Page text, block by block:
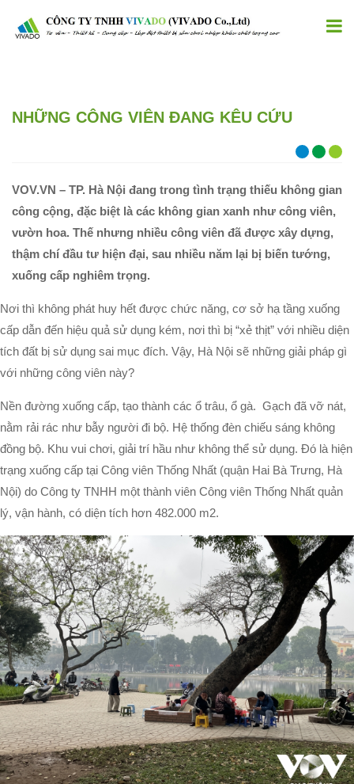
NHỮNG CÔNG VIÊN ĐANG KÊU CỨU
VOV.VN – TP. Hà Nội đang trong tình trạng thiếu không gian
công cộng, đặc biệt là các không gian xanh như công viên,
vườn hoa. Thế nhưng nhiều công viên đã được xây dựng,
thậm chí đầu tư hiện đại, sau nhiều năm lại bị biến tướng,
xuống cấp nghiêm trọng.
Nơi thì không phát huy hết được chức năng, cơ sở hạ tầng xuống
cấp dẫn đến hiệu quả sử dụng kém, nơi thì bị “xẻ thịt” với nhiều diện
tích đất bị sử dụng sai mục đích. Vậy, Hà Nội sẽ những giải pháp gì
với những công viên này?
Nền đường xuống cấp, tạo thành các ổ trâu, ổ gà. Gạch đã vỡ nát,
nằm rải rác như bẫy người đi bộ. Hệ thống đèn chiếu sáng không
đồng bộ. Khu vui chơi, giải trí hầu như không thể sử dụng. Đó là hiện
trạng xuống cấp tại Công viên Thống Nhất (quận Hai Bà Trưng, Hà
Nội) do Công ty TNHH một thành viên Công viên Thống Nhất quản
lý, vận hành, có diện tích hơn 482.000 m2.